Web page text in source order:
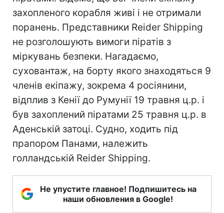
захопленого корабля живі і не отримали
поранень. Представники Reider Shipping
не розголошують вимоги піратів з
міркувань безпеки. Нагадаємо,
суховантаж, на борту якого знаходяться 9
членів екіпажу, зокрема 4 росіянини,
відплив з Кенії до Румунії 19 травня ц.р. і
був захоплений піратами 25 травня ц.р. в
Аденській затоці. Судно, ходить під
прапором Панами, належить
голландській Reider Shipping.
Не упустите главное! Подпишитесь на
наши обновления в Google!